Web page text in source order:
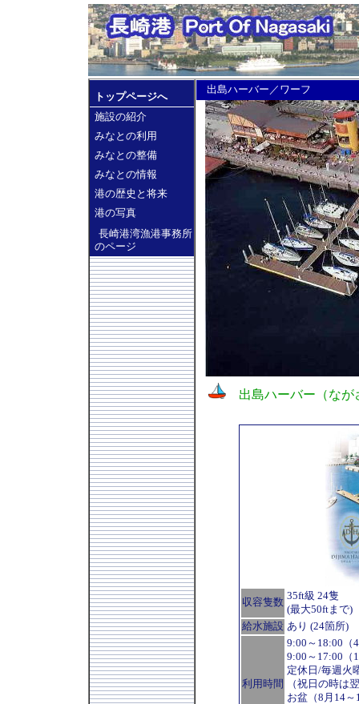
トップページへ
施設の紹介
みなとの利用
みなとの整備
みなとの情報
港の歴史と将来
港の写真
長崎港湾漁港事務所
のページ
出島ハーバー／ワーフ
出島ハーバー（なが
収容隻数
35ft級 24隻
(最大50ftまで)
給水施設 あり (24箇所)
利用時間
9:00～18:00（
9:00～17:00（
定休日/毎週火
（祝日の時は
お盆（8月14～